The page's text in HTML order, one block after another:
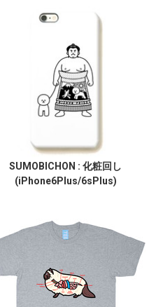
SUMOBICHON : 化粧回し
(iPhone6Plus/6sPlus)